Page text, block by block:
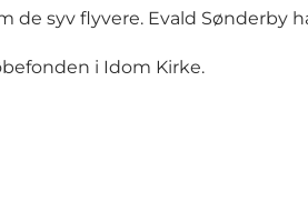
de syv flyvere. Evald Sønderby
i Idom Kirke.